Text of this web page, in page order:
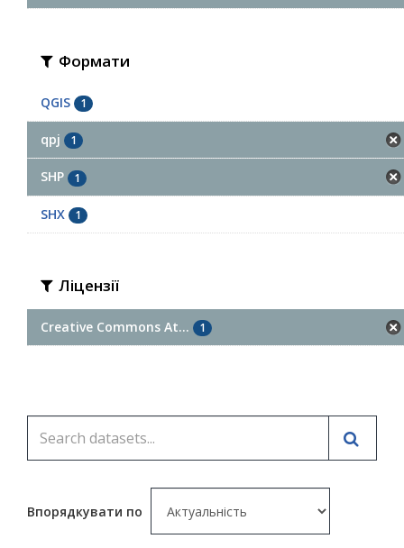
Формати
QGIS 1
qpj 1
SHP 1
SHX 1
Ліцензії
Creative Commons At... 1
Впорядкувати по